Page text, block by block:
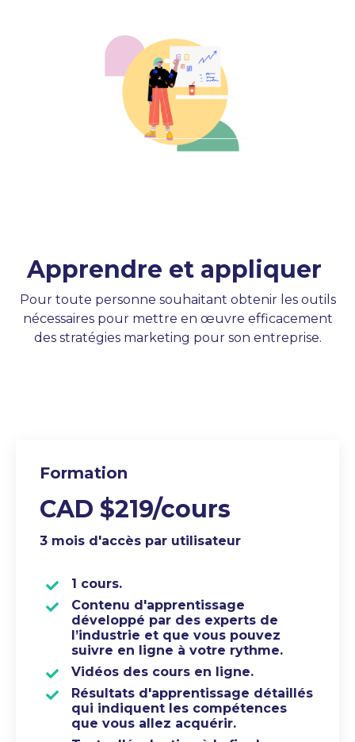
Apprendre et appliquer
Pour toute personne souhaitant obtenir les outils
nécessaires pour mettre en œuvre efficacement
des stratégies marketing pour son entreprise.
Formation
CAD $219/cours
3 mois d'accès par utilisateur
1 cours.
Contenu d'apprentissage
développé par des experts de
l’industrie et que vous pouvez
suivre en ligne à votre rythme.
Vidéos des cours en ligne.
Résultats d'apprentissage détaillés
qui indiquent les compétences
que vous allez acquérir.